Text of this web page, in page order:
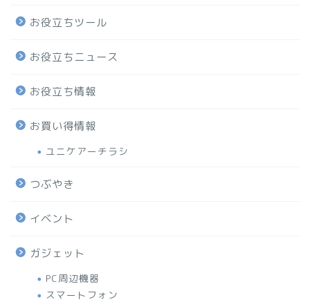
お役立ちツール
お役立ちニュース
お役立ち情報
お買い得情報
ユニケアーチラシ
つぶやき
イベント
ガジェット
PC周辺機器
スマートフォン